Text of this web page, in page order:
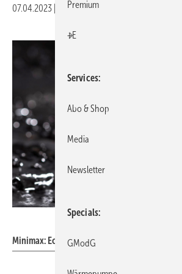
07.04.2023 Veröffentlicht in
Minimax: EconAqua-Wassernebelsprinkler U16.
Premium
+E
Services
Abo & Shop
Media
Newsletter
Specials
GModG